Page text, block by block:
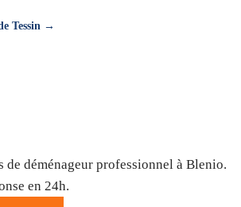
Tessin →
de déménageur professionnel à Blenio.
en 24h.